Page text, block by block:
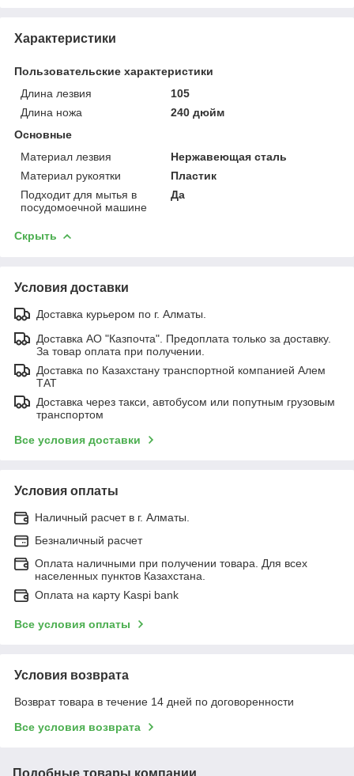
Характеристики
Пользовательские характеристики
Длина лезвия
105
Длина ножа
240 дюйм
Основные
Материал лезвия
Нержавеющая сталь
Материал рукоятки
Пластик
Подходит для мытья в
посудомоечной машине
Да
Скрыть
Условия доставки
Доставка курьером по г. Алматы.
Доставка АО "Казпочта". Предоплата только за доставку.
За товар оплата при получении.
Доставка по Казахстану транспортной компанией Алем
ТАТ
Доставка через такси, автобусом или попутным грузовым
транспортом
Все условия доставки
Условия оплаты
Наличный расчет в г. Алматы.
Безналичный расчет
Оплата наличными при получении товара. Для всех
населенных пунктов Казахстана.
Оплата на карту Kaspi bank
Все условия оплаты
Условия возврата
Возврат товара в течение 14 дней по договоренности
Все условия возврата
Подобные товары компании